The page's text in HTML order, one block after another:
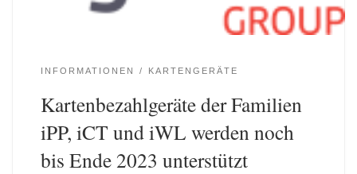
INFORMATIONEN KARTENGERÄTE
Kartenbezahlgeräte der Familien
iPP, iCT und iWL werden noch
bis Ende 2023 unterstützt